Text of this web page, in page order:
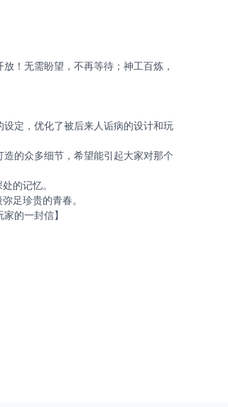
！无需盼望，不再等待；神工百炼，
定，优化了被后来人诟病的设计和玩
的众多细节，希望能引起大家对那个
的记忆。
足珍贵的青春。
的一封信】